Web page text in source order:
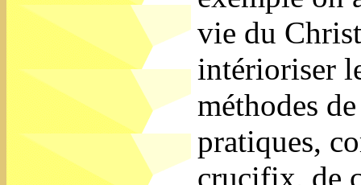
vie du
intérioriser
méthodes
pratiques,
crucifix, de